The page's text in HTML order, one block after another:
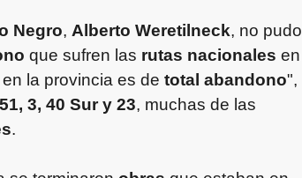
Negro, Alberto Weretilneck, no pudo
que sufren las rutas nacionales en
en la provincia es de total abandono",
3, 40 Sur y 23, muchas de las
.